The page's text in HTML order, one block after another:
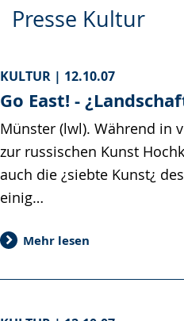
Presse Kultur
KULTUR | 12.10.07
Go East! -
Münster (lwl). Während in
zur russischen Kunst
auch die ¿siebte Kunst¿
einig…
Mehr lesen